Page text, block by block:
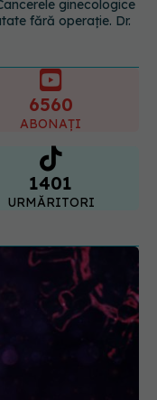
vs
în cancerul
Sorin Bogdan
diferența și
tratamentul
ABONAȚI
1401
URMĂRITORI